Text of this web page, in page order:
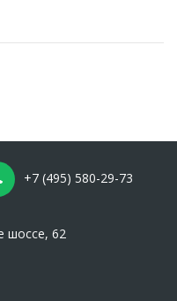
+7 (495) 580-29-73
шоссе, 62